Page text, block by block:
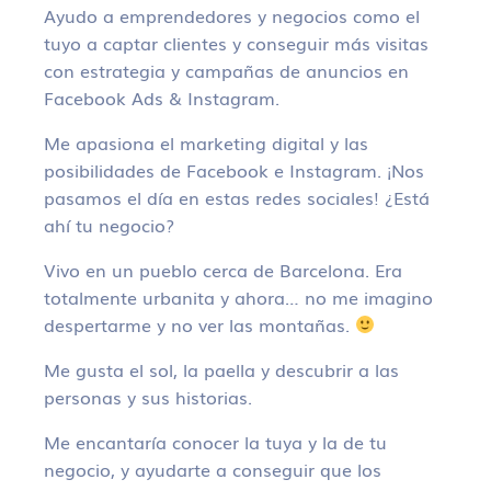
Ayudo a emprendedores y negocios como el
tuyo a captar clientes y conseguir más visitas
con estrategia y campañas de anuncios en
Facebook Ads & Instagram.
Me apasiona el marketing digital y las
posibilidades de Facebook e Instagram. ¡Nos
pasamos el día en estas redes sociales! ¿Está
ahí tu negocio?
Vivo en un pueblo cerca de Barcelona. Era
totalmente urbanita y ahora… no me imagino
despertarme y no ver las montañas.
Me gusta el sol, la paella y descubrir a las
personas y sus historias.
Me encantaría conocer la tuya y la de tu
negocio, y ayudarte a conseguir que los